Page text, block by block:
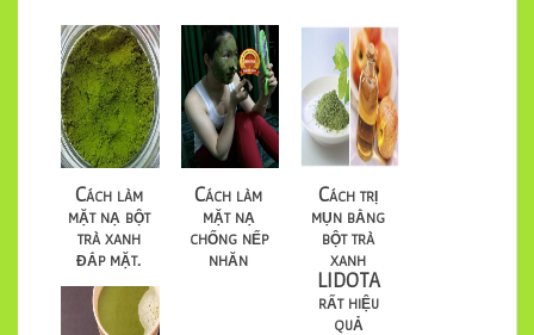
Cách làm
mặt nạ bột
trà xanh
đắp mặt.
Cách làm
mặt nạ
chống nếp
nhăn
Cách trị
mụn bằng
bột trà
xanh
LIDOTA
rất hiệu
quả